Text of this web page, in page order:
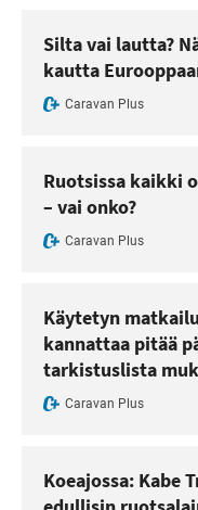
Silta vai lautta?
kautta
Caravan Plus
Ruotsissa kaikki
– vai onko?
Caravan Plus
Käytetyn
kannattaa pitää
tarkistuslista
Caravan Plus
Koeajossa: Kabe